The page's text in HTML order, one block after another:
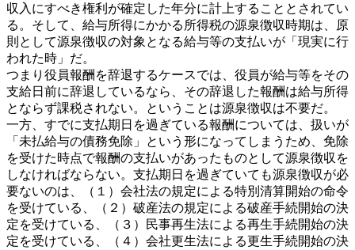
収入にすべき権利が確定した年分に計上することとされてい
る。そして、給与所得にかかる所得税の源泉徴収時期は、原
則として源泉徴収の対象となる給与等の支払いが「現実に行
われた時」だ。
つまり役員報酬を辞退するケースでは、役員が給与等をその
支給日前に辞退しているなら、その辞退した報酬は給与所得
とならず課税されない。ということは源泉徴収は不要だ。
一方、すでに支払期日を過ぎている報酬については、扱いが
「未払給与の債務免除」という形になってしまうため、免除
を受けた時点で報酬の支払いがあったものとして源泉徴収を
しなければならない。支払期日を過ぎていても源泉徴収が必
要ないのは、（１）会社法の規定による特別清算開始の命令
を受けている、（２）破産法の規定による破産手続開始の決
定を受けている、（３）民事再生法による再生手続開始の決
定を受けている、（４）会社更生法による更生手続開始の決